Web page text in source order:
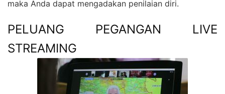
maka Anda dapat mengadakan penilaian diri.
PELUANG PEGANGAN LIVE
STREAMING